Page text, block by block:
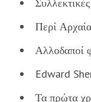
Περί
Αλλοδαποί
Edward
Τα πρώτα